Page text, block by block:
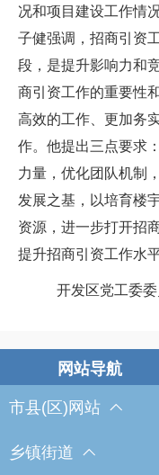
况和项目建设工作情
子健强调，招商引资
段，是提升影响力和
商引资工作的重要性
高效的工作、更加务
作。 他提出三点要求
力量，优化团队机制
，
发展之基，以培育楼
资源，进一步打开招
提升招商引资工作水
开发区党工委
市县(区)网站
乡镇街道